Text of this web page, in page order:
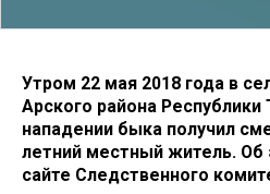
Утром 22 мая 2018 года в
Арского района Республики
нападении быка получил
летний местный житель.
сайте Следственного